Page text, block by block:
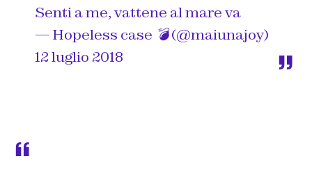
Senti a me, vattene al mare va
— Hopeless case 💣 (@maiunajoy)
12 luglio 2018